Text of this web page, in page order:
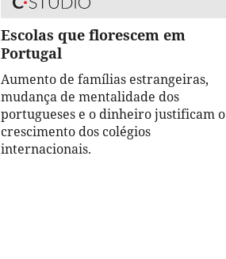
Escolas que florescem em
Portugal
Aumento de famílias estrangeiras,
mudança de mentalidade dos
portugueses e o dinheiro justificam o
crescimento dos colégios
internacionais.